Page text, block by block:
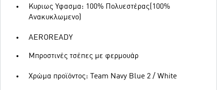
Κυριως Υφασμα: 100% Πολυεστέρας(100%
Ανακυκλωμενο)
AEROREADY
Μπροστινές τσέπες με φερμουάρ
Χρώμα προϊόντος: Team Navy Blue 2 / White